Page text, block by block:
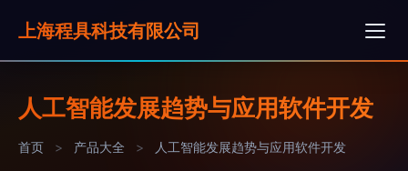
上海程具科技有限公司
人工智能发展趋势与应用软件开发
首页 > 产品大全 > 人工智能发展趋势与应用软件开发